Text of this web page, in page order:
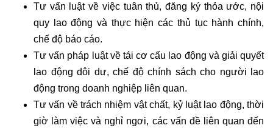
Tư vấn luật về việc tuân thủ, đăng ký thỏa ước, nội
quy lao động và thực hiện các thủ tục hành chính,
chế độ báo cáo.
Tư vấn pháp luật về tái cơ cấu lao động và giải quyết
lao động dôi dư, chế độ chính sách cho người lao
động trong doanh nghiệp liên quan.
Tư vấn về trách nhiệm vật chất, kỷ luật lao động, thời
giờ làm việc và nghỉ ngơi, các vấn đề liên quan đến